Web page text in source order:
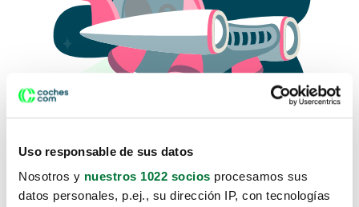
Uso responsable de sus datos
Nosotros y nuestros 1022 socios procesamos sus
datos personales, p.ej., su dirección IP, con tecnologías